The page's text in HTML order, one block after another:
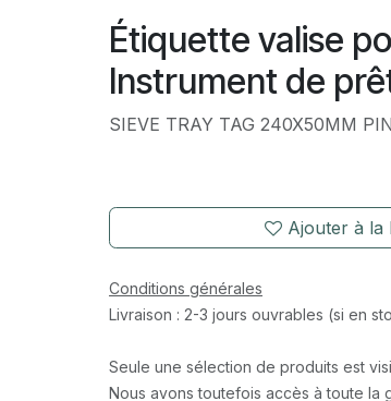
Étiquette valise
Instrument de
SIEVE TRAY TAG 240X50MM
Ajouter à la
Conditions générales
Livraison : 2-3 jours ouvrables (si en
Seule une sélection de produits est
Nous avons toutefois accès à toute la